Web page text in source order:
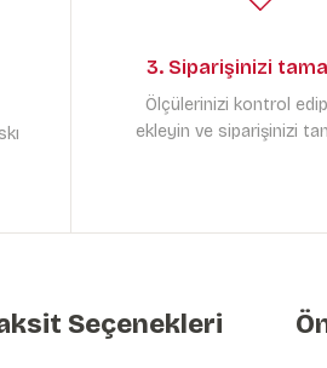
3. Siparişinizi
Ölçülerinizi kontrol
ekleyin ve siparişinizi
Seçenekleri